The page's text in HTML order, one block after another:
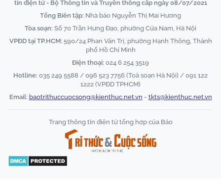
tin điện tử - Bộ Thông tin và Truyền thông cấp ngày 08/07/2021
Tổng Biên tập: Nhà báo Nguyễn Thị Mai Hương
Tòa soạn: Số 70 Trần Hưng Đạo, phường Cửa Nam, Hà Nội
VPĐD tại TP.HCM: 590/24 Phan Văn Trị, phường Hạnh Thông, Thành
phố Hồ Chí Minh
Điện thoại: 024 6 254 3519
Hotline: 035 249 5588 / 096 523 7756 (Toà soạn Hà Nội) / 091 122
1222 (VPĐD TPHCM)
Email: baotrithuccuocsong@kienthuc.net.vn - tkts@kienthuc.net.vn
Trang thông tin điện tử tổng hợp của Báo